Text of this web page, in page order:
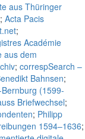
aus Thüringer
; Acta Pacis
;
Académie
aus dem
; correspSearch –
Bahnsen;
(1599-
Briefwechsel;
; Philipp
1594–1636;